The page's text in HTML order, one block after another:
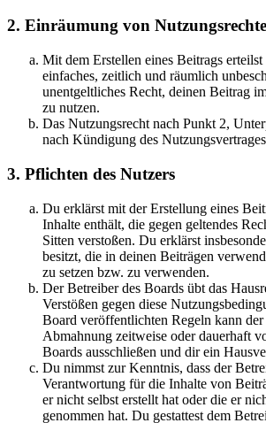
2. Einräumung von
Mit dem Erstellen eines Beitrags
einfaches, zeitlich und räumlich
unentgeltliches Recht, deinen Beitrag
zu nutzen.
Das Nutzungsrecht nach Punkt 2,
nach Kündigung des
3. Pflichten des Nutzers
Du erklärst mit der Erstellung eines
Inhalte enthält, die gegen geltendes
Sitten verstoßen. Du erklärst
besitzt, die in deinen Beiträgen
zu setzen bzw. zu verwenden.
Der Betreiber des Boards übt das
Verstößen gegen diese
Board veröffentlichten Regeln kann
Abmahnung zeitweise oder dauerhaft
Boards ausschließen und dir ein
Du nimmst zur Kenntnis, dass der
Verantwortung für die Inhalte von
er nicht selbst erstellt hat oder die er
genommen hat. Du gestattest dem